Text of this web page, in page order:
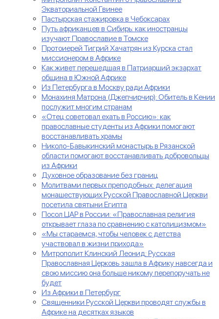
Экваториальной Гвинее
Пастырская стажировка в Чебоксарах
Путь африканцев в Сибирь: как иностранцы
изучают Православие в Томске
Протоиерей Тигрий Хачатрян из Курска стал
миссионером в Африке
Как живет перешедшая в Патриарший экзархат
община в Южной Африке
Из Петербурга в Москву ради Африки
Монахиня Матрона (Джепчирчир): Обитель в Кении
послужит многим странам
«Отец советовал ехать в Россию»: как
православные студенты из Африки помогают
восстанавливать храмы
Николо-Бавыкинский монастырь в Рязанской
области помогают восстанавливать добровольцы
из Африки
Духовное образование без границ
Молитвами первых преподобных: делегация
монашествующих Русской Православной Церкви
посетила святыни Египта
Посол ЦАР в России: «Православная религия
открывает глаза по сравнению с католицизмом»
«Мы стараемся, чтобы человек с детства
участвовал в жизни прихода»
Митрополит Клинский Леонид: Русская
Православная Церковь зашла в Африку навсегда и
свою миссию она больше никому перепоручать не
будет
Из Африки в Петербург
Священники Русской Церкви проводят службы в
Африке на десятках языков